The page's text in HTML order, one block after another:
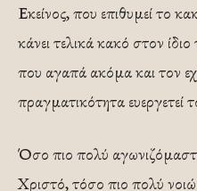
Εκείνος, που επιθυμεί το
κάνει τελικά κακό στον
που αγαπά ακόμα και τον
πραγματικότητα ευεργετεί
Όσο πιο πολύ
Χριστό, τόσο πιο πολύ